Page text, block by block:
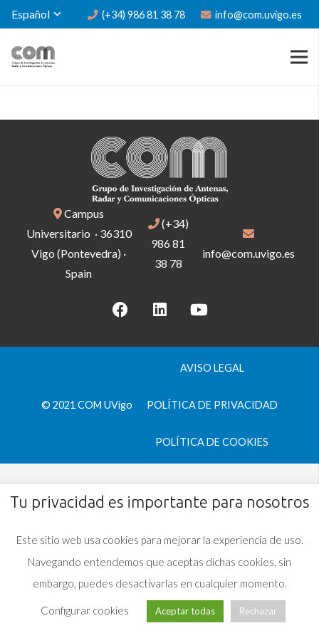
Español (+34) 986 81 38 78 info@com.uvigo.es
Campus
Universitario · 36310
Vigo (Pontevedra) ·
Spain
(+34)
986 81
38 78
info@com.uvigo.es
© 2021 COM UVigo
AVISO LEGAL
POLÍTICA DE PRIVACIDAD
POLÍTICA DE COOKIES
Tu privacidad es importante para nosotros
Este sitio web usa cookies para mejorar la experiencia de uso.
Navegando entendemos que aceptas dichas cookies, sin
embargo, puedes desactivarlas en cualquier momento.
Configurar cookies Aceptar todas Rechazar